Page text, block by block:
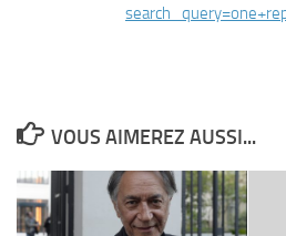
VOUS AIMEREZ AUSSI...